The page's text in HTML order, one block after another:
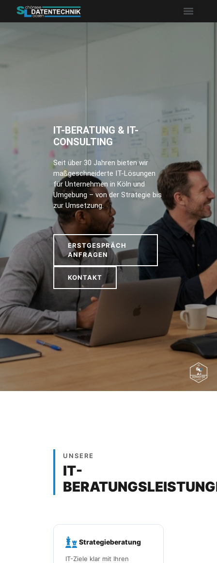
IT-BERATUNG & IT-
CONSULTING
Seit über 30 Jahren bieten wir
maßgeschneiderte IT-Lösungen
für Unternehmen in Köln und
Umgebung – von der Strategie bis
zur Umsetzung.
ERSTGESPRÄCH
ANFRAGEN
KONTAKT
UNSERE
IT-
Strategieberatung
IT-Ziele klar mit Ihren